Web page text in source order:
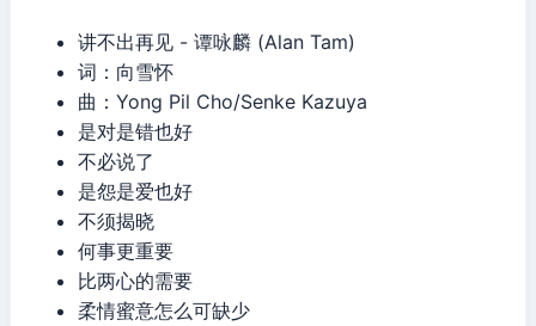
讲不出再见 - 谭咏麟 (Alan Tam)
词：向雪怀
曲：Yong Pil Cho/Senke Kazuya
是对是错也好
不必说了
是怨是爱也好
不须揭晓
何事更重要
比两心的需要
柔情蜜意怎么可缺少